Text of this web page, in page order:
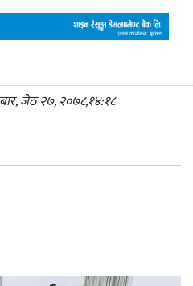
जेठ २७, २०७८,१४:१८